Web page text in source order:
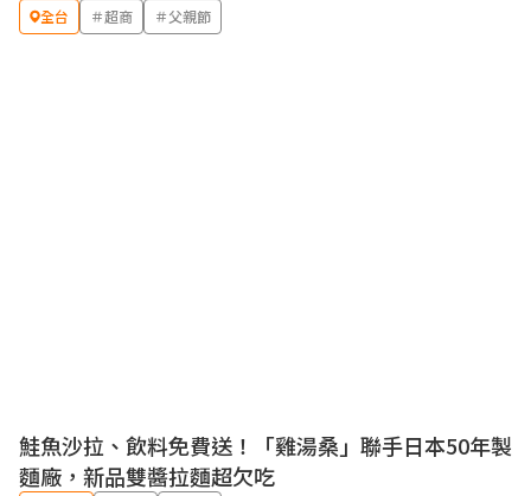
全台 ＃超商 ＃父親節
優惠
鮭魚沙拉、飲料免費送！「雞湯桑」聯手日本50年製
麵廠，新品雙醬拉麵超欠吃